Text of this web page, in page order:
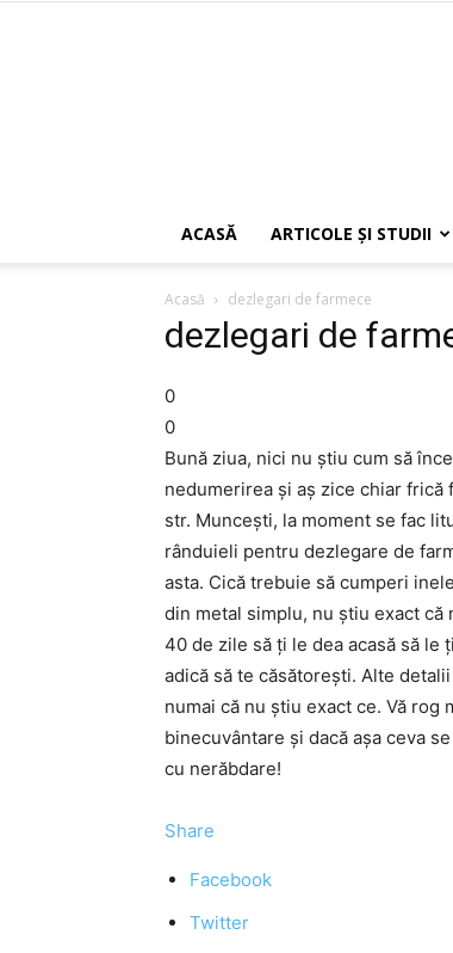
ACASĂ ARTICOLE ŞI STUDII
Acasă dezlegari de farmece
dezlegari de
0
0
Bună ziua, nici nu ştiu cum să
nedumerirea şi aş zice chiar
str. Munceşti, la moment se fac
rânduieli pentru dezlegare de
asta. Cică trebuie să cumperi
din metal simplu, nu ştiu exact
40 de zile să ţi le dea acasă să le
adică să te căsătoreşti. Alte
numai că nu ştiu exact ce. Vă rog
binecuvântare şi dacă aşa ceva
cu nerăbdare!
Share
Facebook
Twitter